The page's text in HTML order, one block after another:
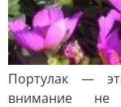
Портулак —
внимание не